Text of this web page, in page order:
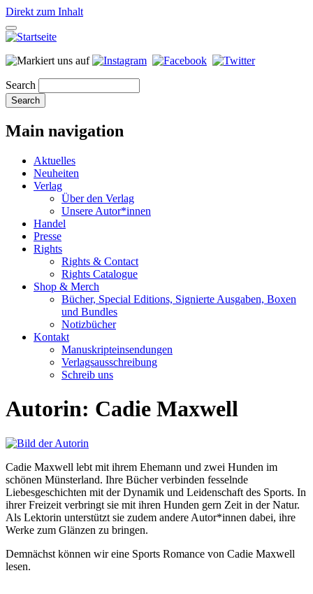
Direkt zum Inhalt
Search
Main navigation
Aktuelles
Neuheiten
Verlag
Über den Verlag
Unsere Autor*innen
Handel
Presse
Rights
Rights & Contact
Rights Catalogue
Shop & Merch
Bücher, Special Editions, Signierte Ausgaben, Boxen
und Bundles
Notizbücher
Kontakt
Manuskripteinsendungen
Verlagsausschreibung
Schreib uns
Autorin: Cadie Maxwell
Cadie Maxwell lebt mit ihrem Ehemann und zwei Hunden im
schönen Münsterland. Ihre Bücher verbinden fesselnde
Liebesgeschichten mit der Dynamik und Leidenschaft des Sports. In
ihrer Freizeit verbringt sie mit ihren Hunden gern Zeit in der Natur.
Als Lektorin unterstützt sie zudem andere Autor*innen dabei, ihre
Werke zum Glänzen zu bringen.
Demnächst können wir eine Sports Romance von Cadie Maxwell
lesen.